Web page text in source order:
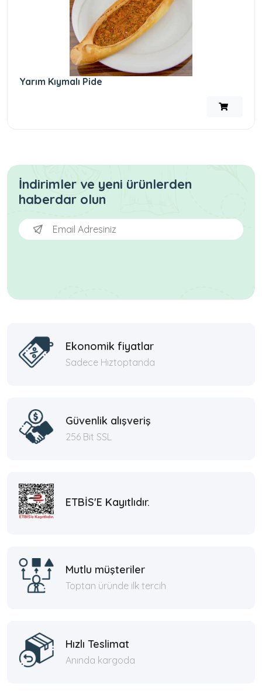
Yarım Kıymalı Pide
İndirimler ve yeni ürünlerden
haberdar olun
Ekonomik fiyatlar
Sadece Hıztoptanda
Güvenlik alışveriş
256 Bit SSL
ETBİS'E Kayıtlıdır.
Mutlu müşteriler
Toptan üründe ilk tercih
Hızlı Teslimat
Anında kargoda